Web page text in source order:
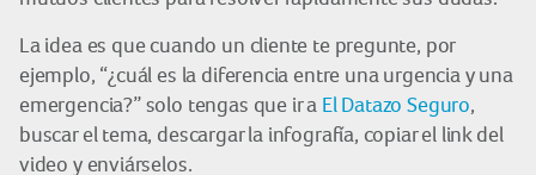
La idea es que cuando un cliente te pregunte, por
ejemplo, “¿cuál es la diferencia entre una urgencia y una
emergencia?” solo tengas que ir a El Datazo Seguro,
buscar el tema, descargar la infografía, copiar el link del
video y enviárselos.